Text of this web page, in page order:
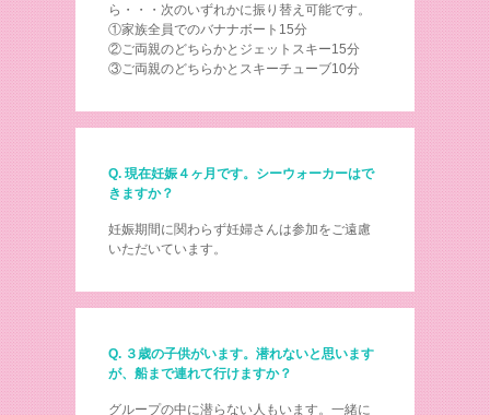
ら・・・次のいずれかに振り替え可能です。
①家族全員でのバナナボート15分
②ご両親のどちらかとジェットスキー15分
③ご両親のどちらかとスキーチューブ10分
Q. 現在妊娠４ヶ月です。シーウォーカーはで
きますか？
妊娠期間に関わらず妊婦さんは参加をご遠慮
いただいています。
Q. ３歳の子供がいます。潜れないと思います
が、船まで連れて行けますか？
グループの中に潜らない人もいます。一緒に